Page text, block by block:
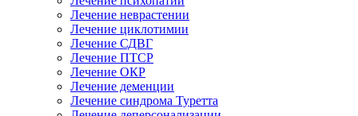
Лечение неврастении
Лечение циклотимии
Лечение СДВГ
Лечение ПТСР
Лечение ОКР
Лечение деменции
Лечение синдрома Туретта